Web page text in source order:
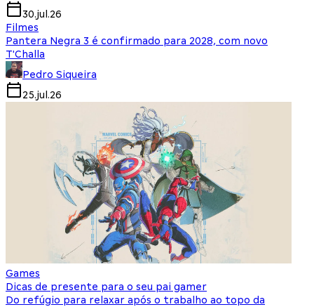
30.jul.26
Filmes
Pantera Negra 3 é confirmado para 2028, com novo
T'Challa
Pedro Siqueira
25.jul.26
Games
Dicas de presente para o seu pai gamer
Do refúgio para relaxar após o trabalho ao topo da